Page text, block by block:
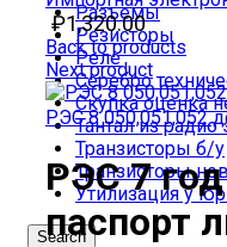
Разъемы
Резисторы
Реле
Серебро
Скупка оценка
Тантал из
Транзисторы б/у
Транзисторы
Утилизация у
Search
₽1,320.00
Back to products
Next product
РЭС 8 050,051,052
РЭС 7
паспорт